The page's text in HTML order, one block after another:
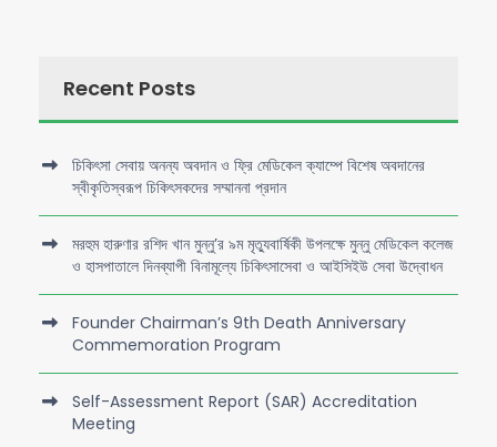
Recent Posts
চিকিৎসা সেবায় অনন্য অবদান ও ফ্রি মেডিকেল ক্যাম্পে বিশেষ অবদানের
স্বীকৃতিস্বরূপ চিকিৎসকদের সম্মাননা প্রদান
মরহুম হারুণার রশিদ খান মুন্নু’র ৯ম মৃত্যুবার্ষিকী উপলক্ষে মুন্নু মেডিকেল কলেজ
ও হাসপাতালে দিনব্যাপী বিনামূল্যে চিকিৎসাসেবা ও আইসিইউ সেবা উদ্বোধন
Founder Chairman’s 9th Death Anniversary
Commemoration Program
Self-Assessment Report (SAR) Accreditation
Meeting